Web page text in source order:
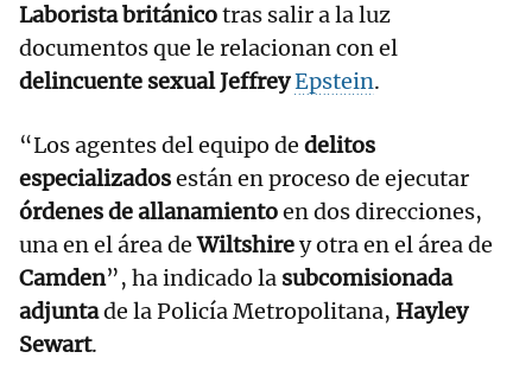
Laborista británicotras salir a la luz
documentos que le relacionan con el
delincuente sexual JeffreyEpstein.
“Los agentes del equipo de delitos
especializadosestán en proceso de ejecutar
órdenes de allanamientoen dos direcciones,
una en el área deWiltshirey otra en el área de
Camden”, ha indicado la subcomisionada
adjuntade la Policía Metropolitana, Hayley
Sewart.